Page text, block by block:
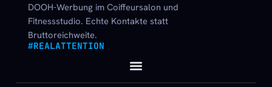
DOOH-Werbung im Coiffeursalon und
Fitnessstudio. Echte Kontakte statt
Bruttoreichweite.
#REALATTENTION